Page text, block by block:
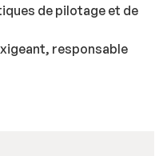
de pilotage et de
responsable